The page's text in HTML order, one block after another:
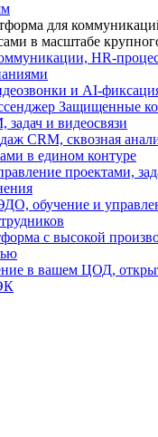
для
в масштабе
HR-
и AI-
Защищенные
задач и видеосвязи
CRM, сквозная
в едином контуре
проектами,
обучение и
с высокой
в вашем ЦОД,